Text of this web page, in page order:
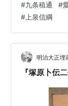
留める。そこ
して、何とか
入るが、義輝
信の危険を救
旅一座の中か
違いに気がつ
#九条稙通 #
#上泉信綱
明治大正埋
『塚原卜伝